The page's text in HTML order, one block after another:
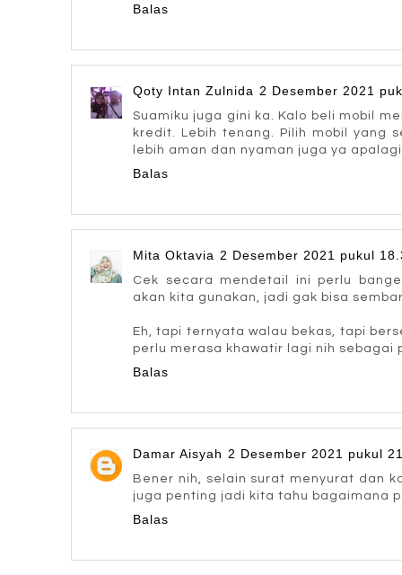
Balas
Qoty Intan Zulnida 2 Desember 2021
Suamiku juga gini ka. Kalo beli mobil
kredit. Lebih tenang. Pilih mobil yang
lebih aman dan nyaman juga ya
Balas
Mita Oktavia 2 Desember 2021 pukul
Cek secara mendetail ini perlu
akan kita gunakan, jadi gak bisa
Eh, tapi ternyata walau bekas, tapi
perlu merasa khawatir lagi nih sebagai
Balas
Damar Aisyah 2 Desember 2021 pukul
Bener nih, selain surat menyurat dan
juga penting jadi kita tahu bagaimana
Balas